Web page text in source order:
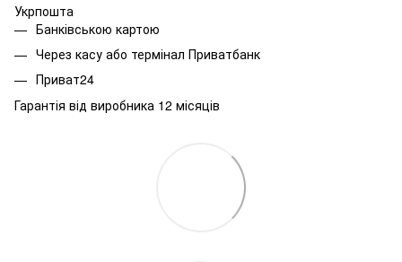
Укрпошта
Банківською картою
Через касу або термінал Приватбанк
Приват24
Гарантія від виробника 12 місяців